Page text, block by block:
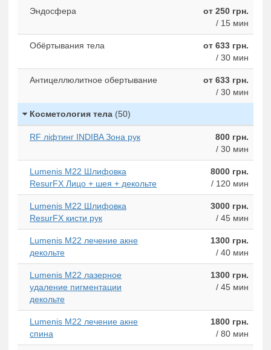
Эндосфера
от 250 грн.
/ 15 мин
Обёртывания тела
от 633 грн.
/ 30 мин
Антицеллюлитное обертывание
от 633 грн.
/ 30 мин
Косметология тела (50)
RF ліфтинг INDIBA Зона рук
800 грн.
/ 30 мин
Lumenis M22 Шлифовка
ResurFX Лицо + шея + декольте
8000 грн.
/ 120 мин
Lumenis M22 Шлифовка
ResurFX кисти рук
3000 грн.
/ 45 мин
Lumenis M22 лечение акне
декольте
1300 грн.
/ 40 мин
Lumenis M22 лазерное
удаление пигментации
декольте
1300 грн.
/ 45 мин
Lumenis M22 лечение акне
спина
1800 грн.
/ 80 мин